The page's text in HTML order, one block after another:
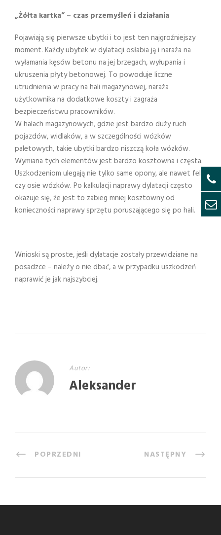
„Żółta kartka” – czas przemyśleń i działania
Pojawiają się pierwsze ubytki i to jest ten najgroźniejszy
moment. Każdy ubytek w dylatacji osłabia ją i naraża na
wyłamania kęsów betonu na jej brzegach, wyłupania i
ukruszenia płyty betonowej. To powoduje liczne
utrudnienia w pracy na hali magazynowej, naraża
użytkownika na dodatkowe koszty i zagraża
bezpieczeństwu pracowników.
W halach magazynowych, gdzie jest bardzo duży ruch
pojazdów, widlaków, a w szczególności wózków
paletowych, takie ubytki bardzo niszczą koła wózków.
Wymiana tych elementów jest bardzo kosztowna i częsta.
Uszkodzeniom ulegają nie tylko same opony, ale nawet felgi
czy osie wózków. Po kalkulacji naprawy dylatacji często
okazuje się, że jest to zabieg mniej kosztowny od
konieczności naprawy sprzętu poruszającego się po hali.
Wnioski są proste, jeśli dylatacje zostały przewidziane na
posadzce – należy o nie dbać, a w przypadku uszkodzeń
naprawić je jak najszybciej.
Autor:
Aleksander
POPRZEDNI NASTĘPNY